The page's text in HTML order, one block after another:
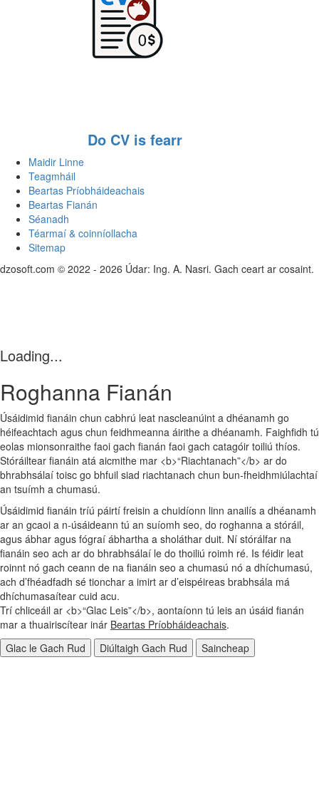
Do CV is fearr
Maidir Linne
Teagmháil
Beartas Príobháideachais
Beartas Fianán
Séanadh
Téarmaí & coinníollacha
Sitemap
dzosoft.com © 2022 - 2026 Údar: Ing. A. Nasri. Gach ceart ar cosaint.
Loading...
Roghanna Fianán
Úsáidimid fianáin chun cabhrú leat nascleanúint a dhéanamh go
héifeachtach agus chun feidhmeanna áirithe a dhéanamh. Faighfidh tú
eolas mionsonraithe faoi gach fianán faoi gach catagóir toiliú thíos.
Stóráiltear fianáin atá aicmithe mar <b>“Riachtanach”</b> ar do
bhrabhsálaí toisc go bhfuil siad riachtanach chun bun‑fheidhmiúlachtaí
an tsuímh a chumasú.
Úsáidimid fianáin tríú páirtí freisin a chuidíonn linn anailís a dhéanamh
ar an gcaoi a n‑úsáideann tú an suíomh seo, do roghanna a stóráil,
agus ábhar agus fógraí ábhartha a sholáthar duit. Ní stórálfar na
fianáin seo ach ar do bhrabhsálaí le do thoiliú roimh ré. Is féidir leat
roinnt nó gach ceann de na fianáin seo a chumasú nó a dhíchumasú,
ach d’fhéadfadh sé tionchar a imirt ar d’eispéireas brabhsála má
dhíchumasaítear cuid acu.
Trí chliceáil ar <b>“Glac Leis”</b>, aontaíonn tú leis an úsáid fianán
mar a thuairiscítear inár Beartas Príobháideachais.
Glac le Gach Rud
Diúltaigh Gach Rud Saincheap